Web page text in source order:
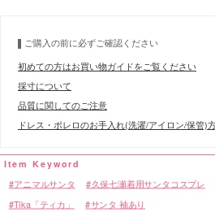
ご購入の前に必ずご確認ください
初めての方はお買い物ガイドをご覧ください
採寸について
品質に関してのご注意
ドレス・ボレロのお手入れ(洗濯/アイロン/保管)
アニマルサンタ 久保七瀬着用サンタコスプレ
Tika「ティカ」 サンタ 袖あり